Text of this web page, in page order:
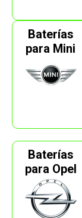
Baterías
para Mini
Baterías
para Opel